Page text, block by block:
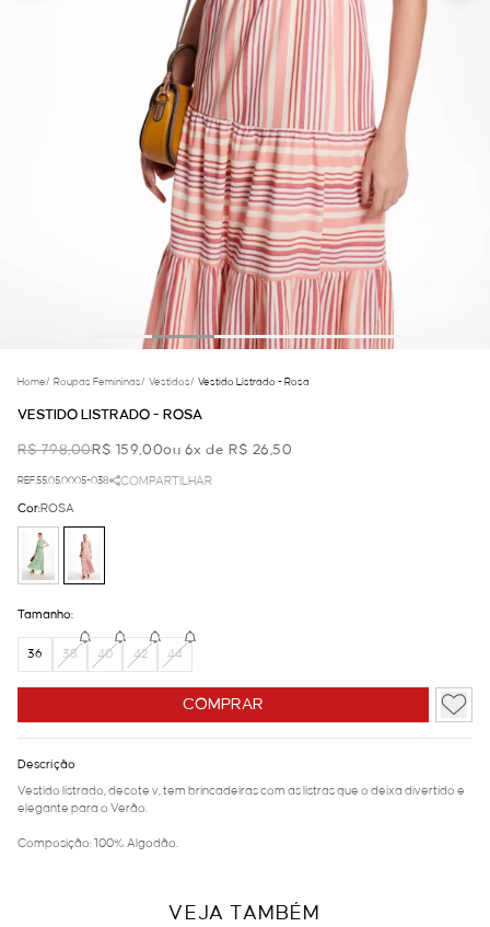
Home/ Roupas Femininas/ Vestidos/ Vestido Listrado - Rosa
VESTIDO LISTRADO - ROSA
R$ 798,00R$ 159,00ou 6x de R$ 26,50
REF.55.05.0005-038 COMPARTILHAR
COMPRAR
Cor:ROSA
Tamanho:
36 38 40 42 44
Descrição
Vestido listrado, decote v, tem brincadeiras com as listras que o deixa divertido e
elegante para o Verão.
Composição: 100% Algodão.
VEJA TAMBÉM